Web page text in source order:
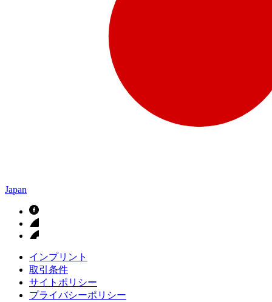
Japan
インプリント
取引条件
サイトポリシー
プライバシーポリシー